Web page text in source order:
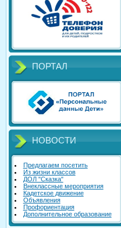
ПОРТАЛ
НОВОСТИ
Предлагаем посетить
Из жизни классов
ДОЛ "Сказка"
Внеклассные мероприятия
Кадетское движение
Объявления
Профориентация
Дополнительное образование